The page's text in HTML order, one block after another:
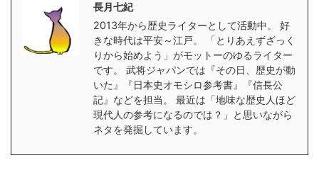
長月七紀
2013年から歴史ライターとして活動中。 好
きな時代は平安～江戸。 「とりあえずざっく
りから始めよう」がモットーのゆるライター
です。 武将ジャパンでは『その日、歴史が動
いた』『日本史オモシロ参考書』『信長公
記』などを担当。 最近は「地味な歴史人ほど
現代人の参考になるのでは？」と思いながら
ネタを発掘しています。